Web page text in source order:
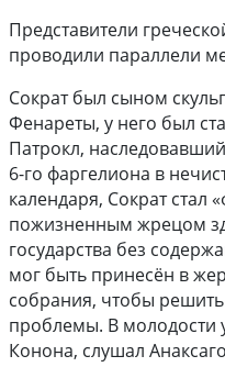
Представители
проводили параллели
Сократ был сыном
Фенареты, у него был
Патрокл,
6-го фаргелиона в
календаря, Сократ стал
пожизненным жрецом
государства без
мог быть принесён в
собрания, чтобы
проблемы. В молодости
Конона, слушал